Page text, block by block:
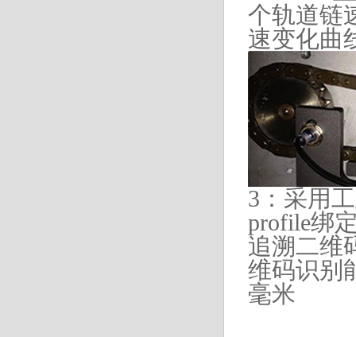
个轨道链
速变化曲
3：采用
profile绑
追溯二维
维码识别
毫米